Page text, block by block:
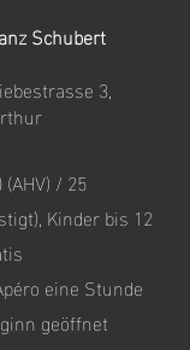
Schubert
3,
/ 25
Kinder bis 12
eine Stunde
geöffnet